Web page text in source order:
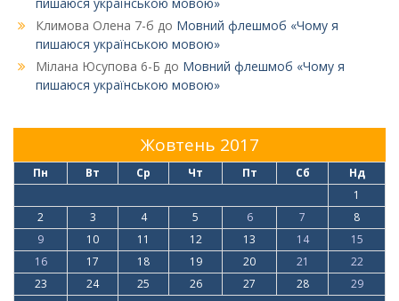
Климова Олена 7-б до Мовний флешмоб «Чому я
пишаюся українською мовою»
Мілана Юсупова 6-Б до Мовний флешмоб «Чому я
пишаюся українською мовою»
Жовтень 2017
Пн Вт Ср Чт Пт Сб
Нд
1
2
3 4 5 6 7
8
9
10 11 12 13 14
15
16
17 18 19 20 21
22
23
24 25 26 27 28
29